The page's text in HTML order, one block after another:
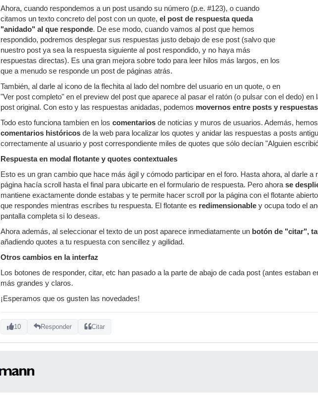
Ahora, cuando respondemos a un post usando su número (p.e. #123), o cuando
citamos un texto concreto del post con un quote, el post de respuesta queda
"anidado" al que responde. De ese modo, cuando vamos al post que hemos
respondido, podremos desplegar sus respuestas justo debajo de ese post (salvo que
nuestro post ya sea la respuesta siguiente al post respondido, y no haya más
respuestas directas). Es una gran mejora sobre todo para leer hilos más largos, en los
que a menudo se responde un post de páginas atrás.
También, al darle al icono de la flechita al lado del nombre del usuario en un quote, o en
"Ver post completo" en el preview del post que aparece al pasar el ratón (o pulsar con el dedo) en
post original. Con esto y las respuestas anidadas, podemos movernos entre posts y
Todo esto funciona tambien en los comentarios de noticias y muros de usuarios. Además, hemos
comentarios históricos de la web para localizar los quotes y anidar las respuestas a posts
correctamente al usuario y post correspondiente miles de quotes que sólo decían "Alguien
Respuesta en modal flotante y quotes contextuales
Esto es un gran cambio que hace más ágil y cómodo participar en el foro. Hasta ahora, al darle a
página hacía scroll hasta el final para ubicarte en el formulario de respuesta. Pero ahora se
mantiene exactamente donde estabas y te permite hacer scroll por la página con el flotante
que respondes mientras escribes tu respuesta. El flotante es redimensionable y ocupa todo el
pantalla completa si lo deseas.
Ahora además, al seleccionar el texto de un post aparece inmediatamente un botón de "citar",
añadiendo quotes a tu respuesta con sencillez y agilidad.
Otros cambios en la interfaz
Los botones de responder, citar, etc han pasado a la parte de abajo de cada post (antes estaban
más grandes y claros.
¡Esperamos que os gusten las novedades!
10 Responder Citar